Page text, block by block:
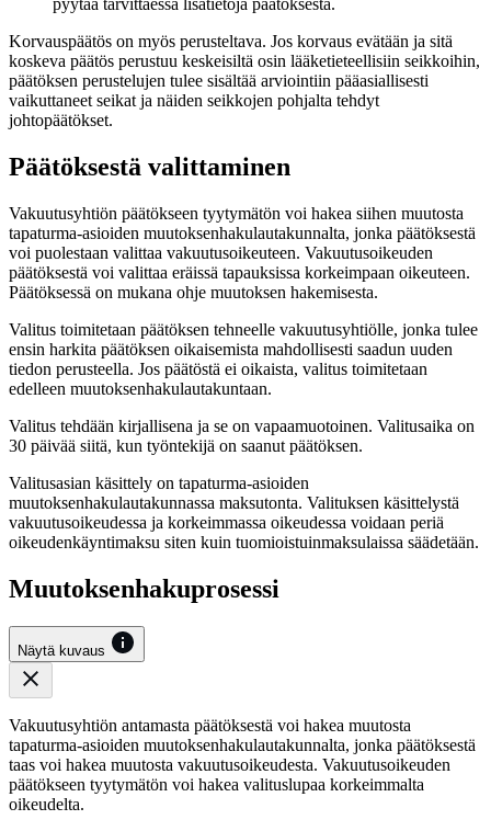
Korvauspäätös on myös perusteltava. Jos korvaus evätään ja sitä
koskeva päätös perustuu keskeisiltä osin lääketieteellisiin seikkoihin,
päätöksen perustelujen tulee sisältää arviointiin pääasiallisesti
vaikuttaneet seikat ja näiden seikkojen pohjalta tehdyt
johtopäätökset.
Päätöksestä valittaminen
Vakuutusyhtiön päätökseen tyytymätön voi hakea siihen muutosta
tapaturma-asioiden muutoksenhakulautakunnalta, jonka päätöksestä
voi puolestaan valittaa vakuutusoikeuteen. Vakuutusoikeuden
päätöksestä voi valittaa eräissä tapauksissa korkeimpaan oikeuteen.
Päätöksessä on mukana ohje muutoksen hakemisesta.
Valitus toimitetaan päätöksen tehneelle vakuutusyhtiölle, jonka tulee
ensin harkita päätöksen oikaisemista mahdollisesti saadun uuden
tiedon perusteella. Jos päätöstä ei oikaista, valitus toimitetaan
edelleen muutoksenhakulautakuntaan.
Valitus tehdään kirjallisena ja se on vapaamuotoinen. Valitusaika on
30 päivää siitä, kun työntekijä on saanut päätöksen.
Valitusasian käsittely on tapaturma-asioiden
muutoksenhakulautakunnassa maksutonta. Valituksen käsittelystä
vakuutusoikeudessa ja korkeimmassa oikeudessa voidaan periä
oikeudenkäyntimaksu siten kuin tuomioistuinmaksulaissa säädetään.
Muutoksenhakuprosessi
Näytä kuvaus
Vakuutusyhtiön antamasta päätöksestä voi hakea muutosta
tapaturma-asioiden muutoksenhakulautakunnalta, jonka päätöksestä
taas voi hakea muutosta vakuutusoikeudesta. Vakuutusoikeuden
päätökseen tyytymätön voi hakea valituslupaa korkeimmalta
oikeudelta.